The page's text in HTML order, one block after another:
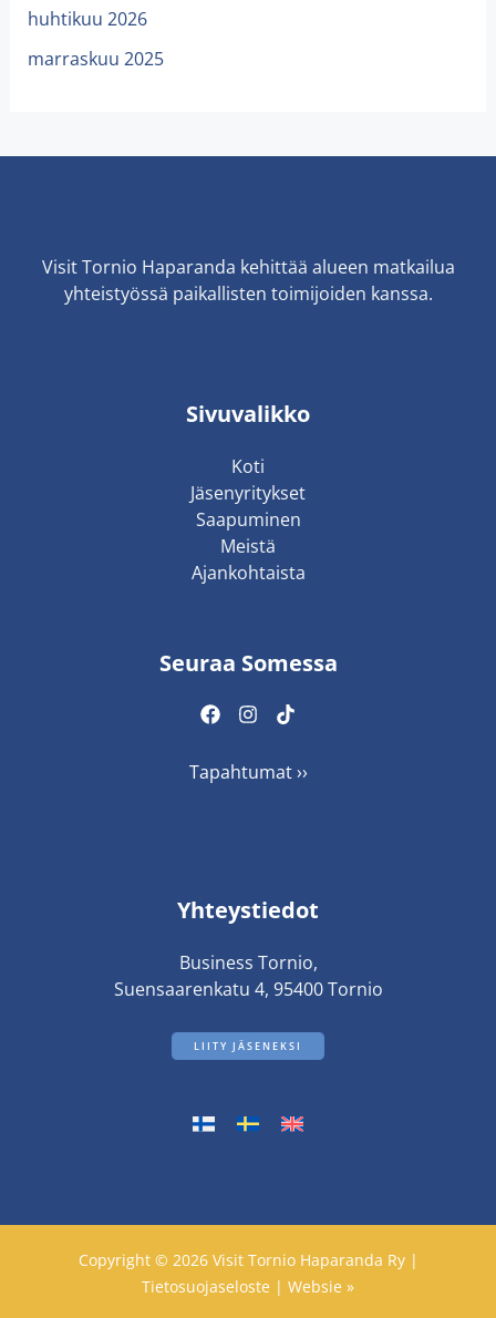
huhtikuu 2026
marraskuu 2025
Visit Tornio Haparanda kehittää alueen matkailua
yhteistyössä paikallisten toimijoiden kanssa.
Sivuvalikko
Koti
Jäsenyritykset
Saapuminen
Meistä
Ajankohtaista
Seuraa Somessa
Tapahtumat ››
Yhteystiedot
Business Tornio,
Suensaarenkatu 4, 95400 Tornio
LIITY JÄSENEKSI
Copyright © 2026 Visit Tornio Haparanda Ry |
Tietosuojaseloste | Websie »